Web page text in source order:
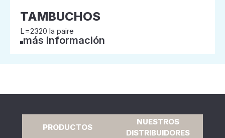
TAMBUCHOS
L=2320 la paire
más información
PRODUCTOS
NUESTROS
DISTRIBUIDORES